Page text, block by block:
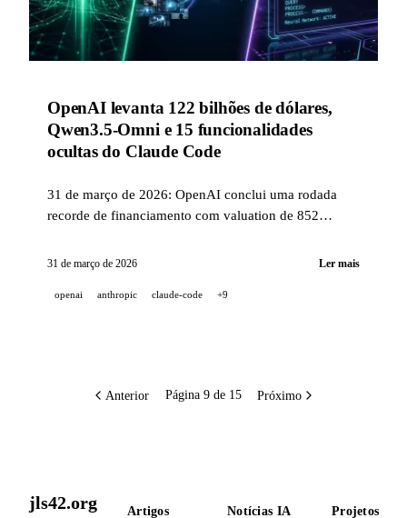
OpenAI levanta 122 bilhões de dólares,
Qwen3.5-Omni e 15 funcionalidades
ocultas do Claude Code
31 de março de 2026: OpenAI conclui uma rodada
recorde de financiamento com valuation de 852
omnimodal nativo e Boris Cherny revela
31 de março de 2026 Ler mais
openai anthropic claude-code +9
Anterior Página 9 de 15 Próximo
jls42.org Artigos Notícias IA Projetos